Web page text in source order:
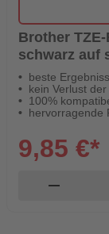
Brother
schwarz auf
beste
kein Verlust
100%
hervorragende
9,85 €*
remove